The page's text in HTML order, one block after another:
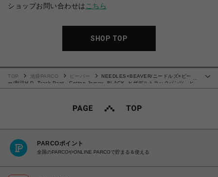
ショップお問い合わせは こちら
SHOP TOP
TOP 池袋PARCO ビーバー
NEEDLES×BEAVER/ニードルズ×ビーバ
ー/別注H.D. Track Pant - Cotton Jersey -BLACK- ヒザデルトラックパンツ ヒ
ザデルパンツ
PARCOポイント
全国のPARCOやONLINE PARCOで貯まる＆使える